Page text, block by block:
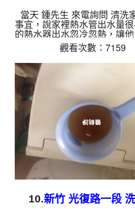
洗
當天 鍾先生 來電詢問 清洗
事宜，說家裡熱水管出水量
的熱水器出水忽冷忽熱，讓
不舒服，洗個澡要等好久的熱
司到現場檢測，發現管路中密
垢，本公司架設 管路清洗機
洗水管 ，髒水持續從水龍頭
且都有小碎石，如下圖及影
鍾先生 說原來水管裡面這麼
清洗 約兩個小時後，熱水管
常，鍾先生 高興能正常洗澡
水管, 水管清洗, 洗水管, 熱
熱水忽冷忽熱 ...
觀看次數：7159
10.新竹 光復路一段